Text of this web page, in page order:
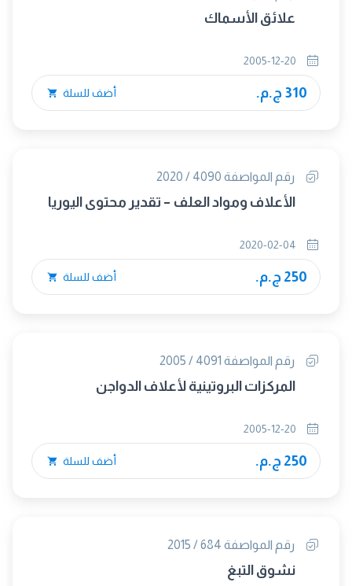
علائق الأسماك
310 ج.م. أضف للسلة
رقم المواصفة 4090 / 2020
الأعلاف ومواد العلف – تقدير محتوى اليوريا
250 ج.م. أضف للسلة
رقم المواصفة 4091 / 2005
المركزات البروتينية لأعلاف الدواجن
250 ج.م. أضف للسلة
رقم المواصفة 684 / 2015
نشوق التبغ